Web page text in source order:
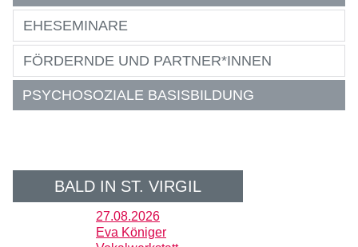
EHESEMINARE
FÖRDERNDE UND PARTNER*INNEN
PSYCHOSOZIALE BASISBILDUNG
BALD IN ST. VIRGIL
27.08.2026
Eva Königer